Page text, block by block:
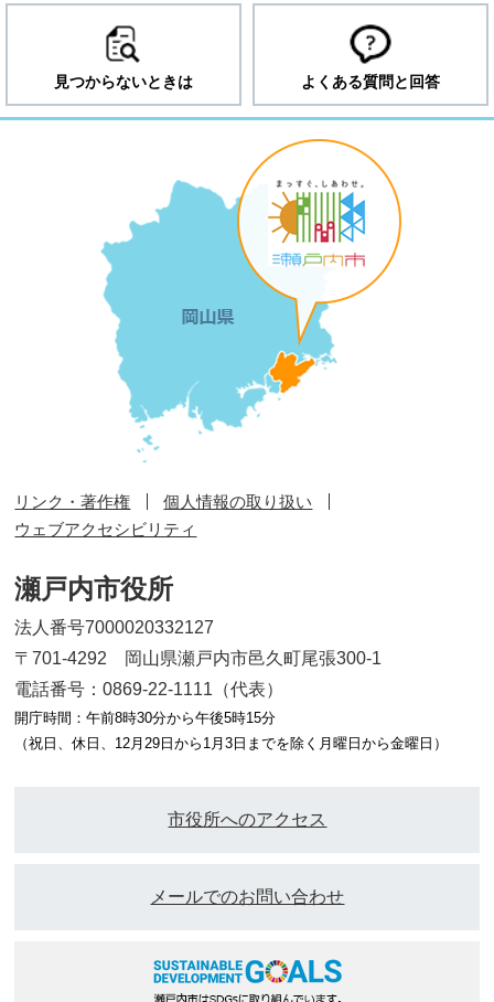
見つからないときは よくある質問と回答
リンク・著作権
個人情報の取り扱い
ウェブアクセシビリティ
瀬戸内市役所
法人番号7000020332127
〒701-4292 岡山県瀬戸内市邑久町尾張300-1
電話番号：0869-22-1111（代表）
開庁時間：午前8時30分から午後5時15分
（祝日、休日、12月29日から1月3日までを除く月曜日から金曜日）
市役所へのアクセス
メールでのお問い合わせ